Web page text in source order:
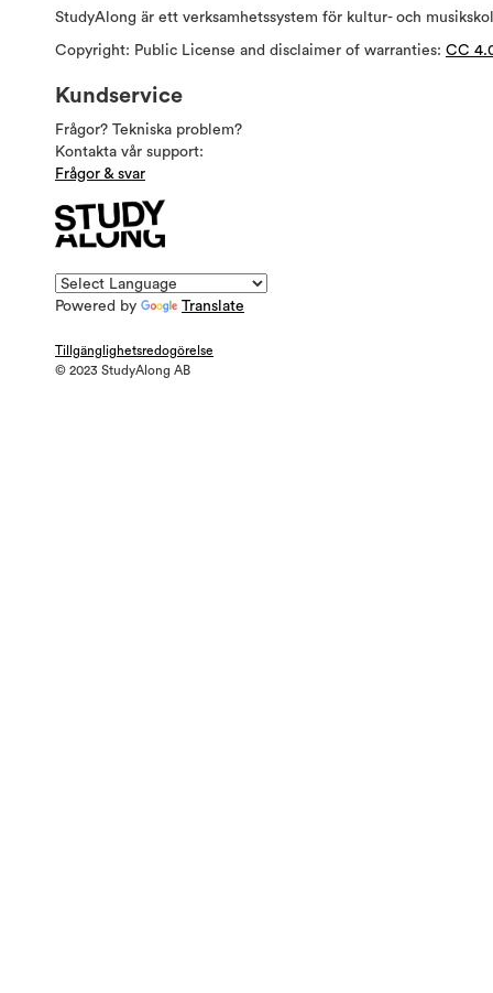
StudyAlong är ett verksamhetssystem för kultur- och
Copyright: Public License and disclaimer of warranties: CC
Kundservice
Frågor? Tekniska problem?
Kontakta vår support:
Frågor & svar
Powered by Translate
Tillgänglighetsredogörelse
© 2023 StudyAlong AB